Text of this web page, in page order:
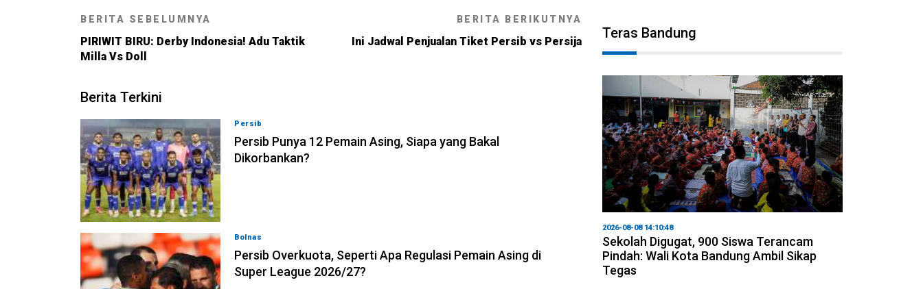
BERITA SEBELUMNYA
PIRIWIT BIRU: Derby Indonesia! Adu Taktik
Milla Vs Doll
BERITA BERIKUTNYA
Ini Jadwal Penjualan Tiket Persib vs Persija
Berita Terkini
Persib
Persib Punya 12 Pemain Asing, Siapa yang Bakal
Dikorbankan?
Bolnas
Persib Overkuota, Seperti Apa Regulasi Pemain Asing di
Super League 2026/27?
Teras Bandung
2026-08-08 14:10:48
Sekolah Digugat, 900 Siswa Terancam
Pindah: Wali Kota Bandung Ambil Sikap
Tegas